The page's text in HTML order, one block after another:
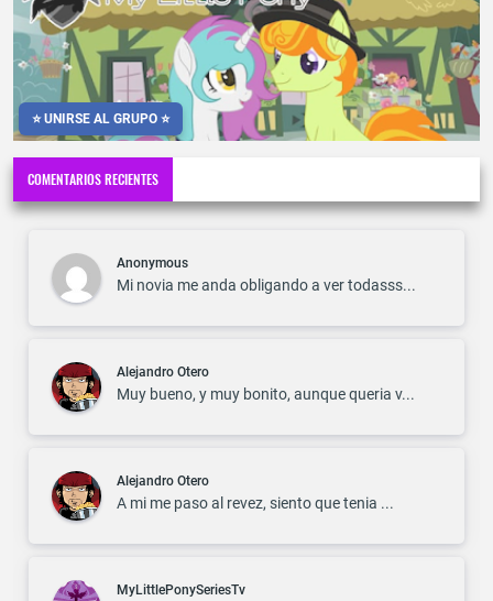
⭐ UNIRSE AL GRUPO ⭐
COMENTARIOS RECIENTES
Anonymous
Mi novia me anda obligando a ver todasss...
Alejandro Otero
Muy bueno, y muy bonito, aunque queria v...
Alejandro Otero
A mi me paso al revez, siento que tenia ...
MyLittlePonySeriesTv